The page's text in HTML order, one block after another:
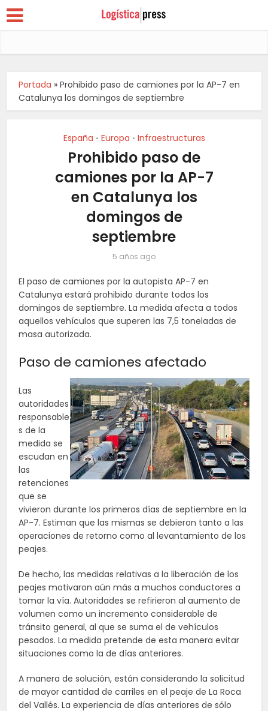
Portada »Prohibido paso de camiones por la AP-7 en
Catalunya los domingos de septiembre
España • Europa • Infraestructuras
Prohibido paso de
camiones por la AP-7
en Catalunya los
domingos de
septiembre
5 años ago
El paso de camiones por la autopista AP-7 en
Catalunya estará prohibido durante todos los
domingos de septiembre. La medida afecta a todos
aquellos vehículos que superen las 7,5 toneladas de
masa autorizada.
Paso de camiones afectado
Las
autoridades
responsable
s de la
medida se
escudan en
las
retenciones
que se
vivieron durante los primeros días de septiembre en la
AP-7. Estiman que las mismas se debieron tanto a las
operaciones de retorno como al levantamiento de los
peajes.
De hecho, las medidas relativas a la liberación de los
peajes motivaron aún más a muchos conductores a
tomar la vía. Autoridades se refirieron al aumento de
volumen como un incremento considerable de
tránsito general, al que se suma el de vehículos
pesados. La medida pretende de esta manera evitar
situaciones como la de días anteriores.
A manera de solución, están considerando la solicitud
de mayor cantidad de carriles en el peaje de La Roca
del Vallés. La experiencia de días anteriores de sólo